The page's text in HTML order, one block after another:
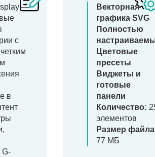
—
с
в
G-
Векторная
графика SVG
Полностью
Цветовые
пресеты
Виджеты и
готовые
панели
Количество:
элементов
Размер
77 МБ